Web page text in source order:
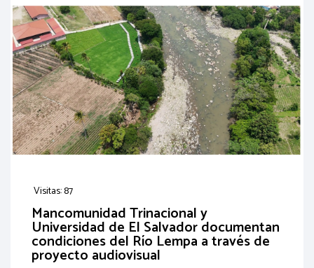
Visitas: 87
Mancomunidad Trinacional y
Universidad de El Salvador documentan
condiciones del Río Lempa a través de
proyecto audiovisual